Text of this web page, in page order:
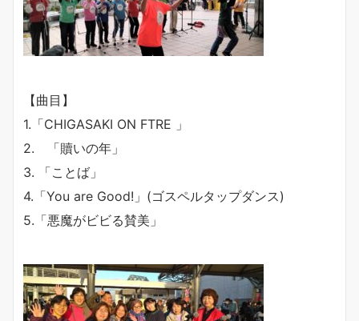
【曲目】
1.「CHIGASAKI ON FTRE 」
2. 「贖いの年」
3. 「ことば」
4.「You are Good!」(ゴスペルタップダンス)
5.「悪魔がビビる賛美」